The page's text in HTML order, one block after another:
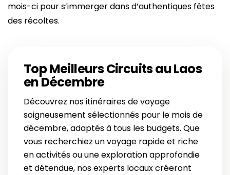
mois-ci pour s’immerger dans d’authentiques fêtes
des récoltes.
Top Meilleurs Circuits au Laos
en Décembre
Découvrez nos itinéraires de voyage
soigneusement sélectionnés pour le mois de
décembre, adaptés à tous les budgets. Que
vous recherchiez un voyage rapide et riche
en activités ou une exploration approfondie
et détendue, nos experts locaux créeront